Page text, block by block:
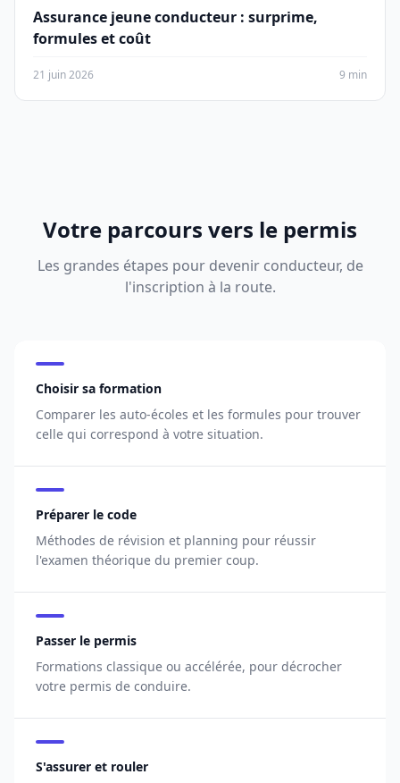
Assurance jeune conducteur : surprime,
formules et coût
21 juin 2026 9 min
Votre parcours vers le permis
Les grandes étapes pour devenir conducteur, de
l'inscription à la route.
Choisir sa formation
Comparer les auto-écoles et les formules pour trouver
celle qui correspond à votre situation.
Préparer le code
Méthodes de révision et planning pour réussir
l'examen théorique du premier coup.
Passer le permis
Formations classique ou accélérée, pour décrocher
votre permis de conduire.
S'assurer et rouler